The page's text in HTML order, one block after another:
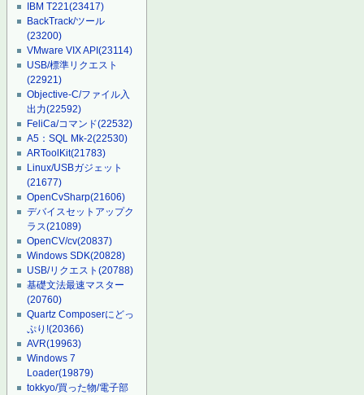
IBM T221(23417)
BackTrack/ツール
(23200)
VMware VIX API(23114)
USB/標準リクエスト
(22921)
Objective-C/ファイル入
出力(22592)
FeliCa/コマンド(22532)
A5：SQL Mk-2(22530)
ARToolKit(21783)
Linux/USBガジェット
(21677)
OpenCvSharp(21606)
デバイスセットアップク
ラス(21089)
OpenCV/cv(20837)
Windows SDK(20828)
USB/リクエスト(20788)
基礎文法最速マスター
(20760)
Quartz Composerにどっ
ぷり!(20366)
AVR(19963)
Windows 7
Loader(19879)
tokkyo/買った物/電子部